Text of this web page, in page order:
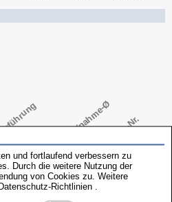
Aufnahme-ØArt.-Nr.
Standard 3,45mm
609215
2,35mm 609216
und fortlaufend verbessern zu
Durch die weitere Nutzung der
von Cookies zu. Weitere
Richtlinien